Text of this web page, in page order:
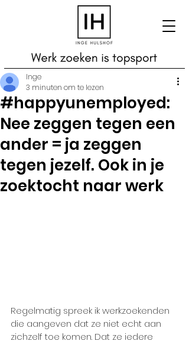
#happyunemployed:
Nee zeggen tegen een
ander = ja zeggen
tegen jezelf. Ook in je
zoektocht naar werk
Inge
3 minuten om te lezen
Regelmatig spreek ik werkzoekenden
die aangeven dat ze niet echt aan
zichzelf toe komen. Dat ze iedere